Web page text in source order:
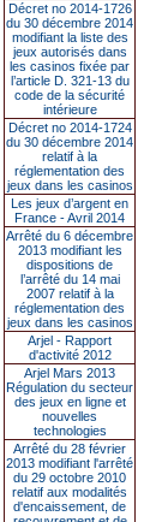
Décret no 2014-1726
du 30 décembre 2014
modifiant la liste des
jeux autorisés dans
les casinos fixée par
l’article D. 321-13 du
code de la sécurité
intérieure
Décret no 2014-1724
du 30 décembre 2014
relatif à la
réglementation des
jeux dans les casinos
Les jeux d’argent en
France - Avril 2014
Arrêté du 6 décembre
2013 modifiant les
dispositions de
l’arrêté du 14 mai
2007 relatif à la
réglementation des
jeux dans les casinos
Arjel - Rapport
d'activité 2012
Arjel Mars 2013
Régulation du secteur
des jeux en ligne et
nouvelles
technologies
Arrêté du 28 février
2013 modifiant l'arrêté
du 29 octobre 2010
relatif aux modalités
d'encaissement, de